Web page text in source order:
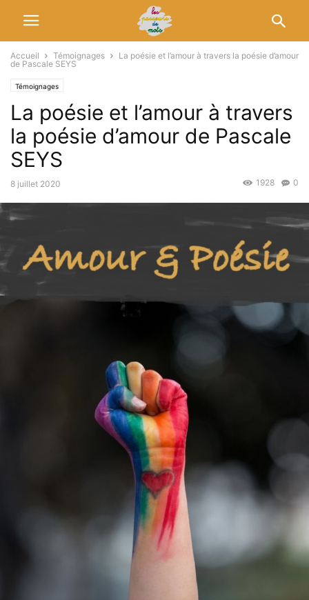
Accueil Témoignages
La poésie et l’amour à travers la poésie d’amour
de Pascale SEYS
Témoignages
La poésie et l’amour à travers
la poésie d’amour de Pascale
SEYS
8 juillet 2020 0
1928